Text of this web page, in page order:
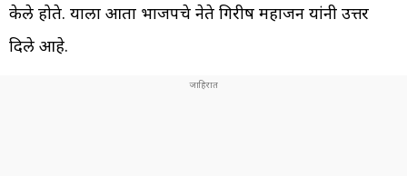
केले होते. याला आता भाजपचे नेते गिरीष महाजन यांनी उत्तर
दिले आहे.